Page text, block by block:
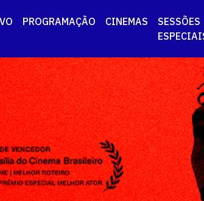
PROGRAMAÇÃO CINEMAS
SESSÕES